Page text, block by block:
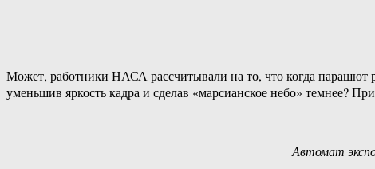
Может, работники НАСА рассчитывали на то, что когда парашют
уменьшив яркость кадра и сделав «марсианское небо» темнее?
Автомат